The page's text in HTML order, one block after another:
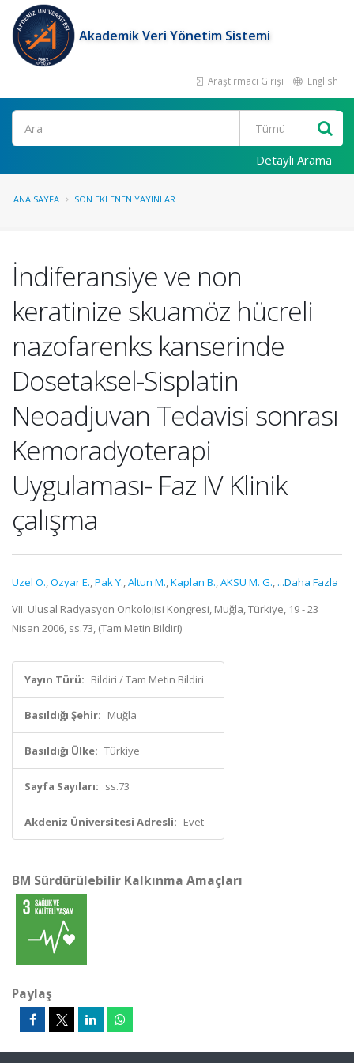
Akademik Veri Yönetim Sistemi
Araştırmacı Girişi English
Ara
Detaylı Arama
ANA SAYFA SON EKLENEN YAYINLAR
İndiferansiye ve non
keratinize skuamöz hücreli
nazofarenks kanserinde
Dosetaksel-Sisplatin
Neoadjuvan Tedavisi sonrası
Kemoradyoterapi
Uygulaması- Faz IV Klinik
çalışma
Uzel O.,Ozyar E.,Pak Y.,Altun M.,Kaplan B.,AKSU M. G., ...Daha Fazla
VII. Ulusal Radyasyon Onkolojisi Kongresi, Muğla, Türkiye, 19 - 23
Nisan 2006, ss.73, (Tam Metin Bildiri)
Yayın Türü: Bildiri / Tam Metin Bildiri
Basıldığı Şehir: Muğla
Basıldığı Ülke: Türkiye
Sayfa Sayıları: ss.73
Akdeniz Üniversitesi Adresli: Evet
BM Sürdürülebilir Kalkınma Amaçları
Paylaş